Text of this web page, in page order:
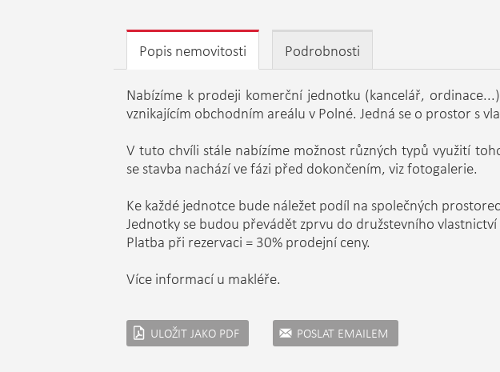
Popis nemovitosti Podrobnosti
Nabízíme k prodeji komerční jednotku (kancelář,
vznikajícím obchodním areálu v Polné. Jedná se o prostor s
V tuto chvíli stále nabízíme možnost různých typů využití
se stavba nachází ve fázi před dokončením, viz fotogalerie.
Ke každé jednotce bude náležet podíl na společných
Jednotky se budou převádět zprvu do družstevního
Platba při rezervaci = 30% prodejní ceny.
Více informací u makléře.
ULOŽIT JAKO PDF POSLAT EMAILEM